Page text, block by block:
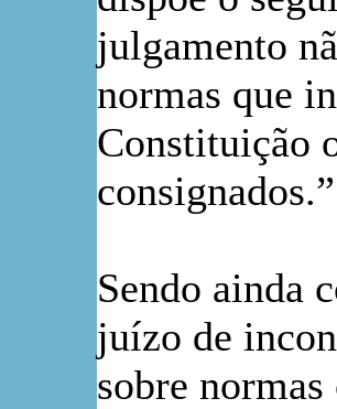
julgamento
normas que
Constituição
consignados.”
Sendo ainda
juízo de
sobre